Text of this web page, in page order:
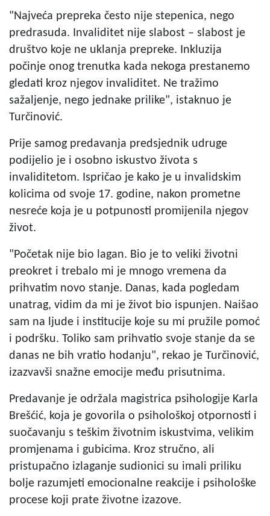
"Najveća prepreka često nije stepenica, nego
predrasuda. Invaliditet nije slabost – slabost je
društvo koje ne uklanja prepreke. Inkluzija
počinje onog trenutka kada nekoga prestanemo
gledati kroz njegov invaliditet. Ne tražimo
sažaljenje, nego jednake prilike", istaknuo je
Turčinović.
Prije samog predavanja predsjednik udruge
podijelio je i osobno iskustvo života s
invaliditetom. Ispričao je kako je u invalidskim
kolicima od svoje 17. godine, nakon prometne
nesreće koja je u potpunosti promijenila njegov
život.
"Početak nije bio lagan. Bio je to veliki životni
preokret i trebalo mi je mnogo vremena da
prihvatim novo stanje. Danas, kada pogledam
unatrag, vidim da mi je život bio ispunjen. Naišao
sam na ljude i institucije koje su mi pružile pomoć
i podršku. Toliko sam prihvatio svoje stanje da se
danas ne bih vratio hodanju", rekao je Turčinović,
izazvavši snažne emocije među prisutnima.
Predavanje je održala magistrica psihologije Karla
Brešćić, koja je govorila o psihološkoj otpornosti i
suočavanju s teškim životnim iskustvima, velikim
promjenama i gubicima. Kroz stručno, ali
pristupačno izlaganje sudionici su imali priliku
bolje razumjeti emocionalne reakcije i psihološke
procese koji prate životne izazove.